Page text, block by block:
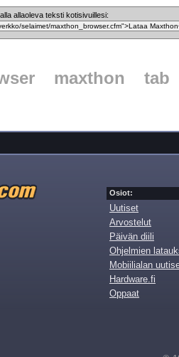
allaoleva teksti kotisivuillesi:
maxthon
tab
Osiot:
Uutiset
Arvostelut
Päivän diili
Ohjelmien
Mobiilialan
Hardware.fi
Oppaat